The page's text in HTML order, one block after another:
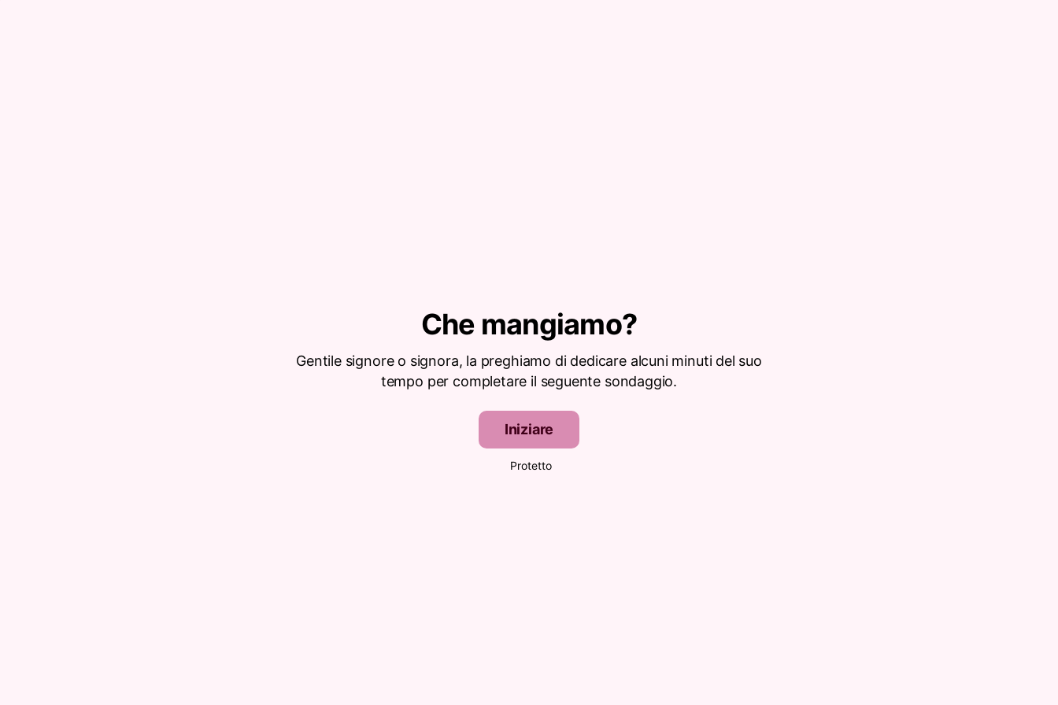
Che mangiamo?
Gentile signore o signora, la preghiamo di dedicare alcuni minuti del suo
tempo per completare il seguente sondaggio.
Iniziare
Protetto